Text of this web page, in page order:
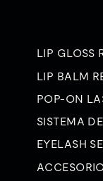
LIP GLOSS
LIP BALM
POP-ON
SISTEMA
EYELASH